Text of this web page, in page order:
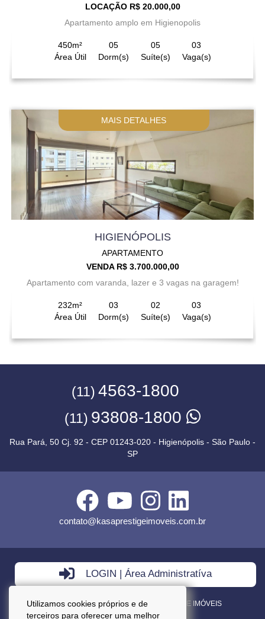
Utilizamos cookies próprios e de
terceiros para oferecer uma melhor
LOCAÇÃO R$ 20.000,00
Apartamento amplo em Higienopolis
450m²
Área Útil
05
Dorm(s)
05
Suíte(s)
03
Vaga(s)
MAIS DETALHES
HIGIENÓPOLIS
APARTAMENTO
VENDA R$ 3.700.000,00
Apartamento com varanda, lazer e 3 vagas na garagem!
232m²
Área Útil
03
Dorm(s)
02
Suíte(s)
03
Vaga(s)
(11) 4563-1800
(11) 93808-1800
Rua Pará, 50 Cj. 92 - CEP 01243-020 - Higienópolis - São Paulo -
SP
contato@kasaprestigeimoveis.com.br
LOGIN | Área Administratíva
VENDA - LOCAÇÃO - ADMINISTRAÇÃO DE IMÓVEIS